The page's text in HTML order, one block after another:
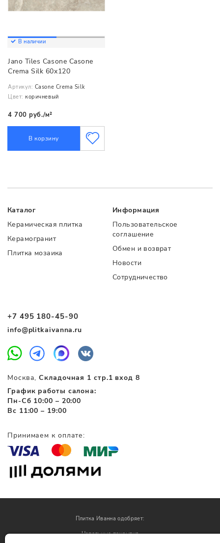
В наличии
Jano Tiles Casone Casone
Crema Silk 60x120
Артикул: Casone Crema Silk
Цвет: коричневый
4 700 руб./м²
В корзину
+7 495 180-45-90
info@plitkaivanna.ru
Москва,Складочная 1 стр.1 вход 8
График работы салона:
Пн-Сб 10:00 – 20:00
Вс 11:00 – 19:00
Каталог
Керамическая плитка
Керамогранит
Плитка мозаика
Информация
Пользовательское
соглашение
Обмен и возврат
Новости
Сотрудничество
Принимаем к оплате:
Плитка Иванна одобряет:
Напольные покрытия